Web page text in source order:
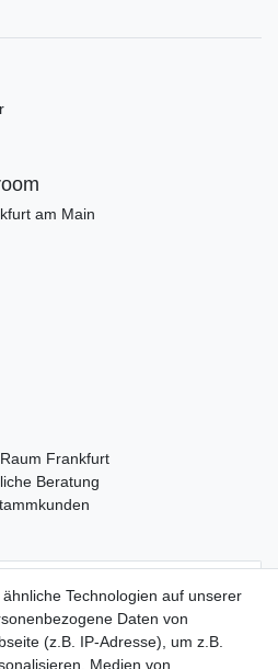
am Main
Frankfurt
Beratung
Daten­schutz­erklärung
Technologien auf unserer
Daten von
(z.B. IP-Adresse), um z.B.
Medien von